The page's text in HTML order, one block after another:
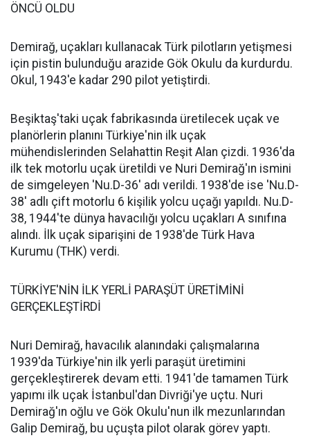
ÖNCÜ OLDU
Demirağ, uçakları kullanacak Türk pilotların yetişmesi
için pistin bulunduğu arazide Gök Okulu da kurdurdu.
Okul, 1943'e kadar 290 pilot yetiştirdi.
Beşiktaş'taki uçak fabrikasında üretilecek uçak ve
planörlerin planını Türkiye'nin ilk uçak
mühendislerinden Selahattin Reşit Alan çizdi. 1936'da
ilk tek motorlu uçak üretildi ve Nuri Demirağ'ın ismini
de simgeleyen 'Nu.D-36' adı verildi. 1938'de ise 'Nu.D-
38' adlı çift motorlu 6 kişilik yolcu uçağı yapıldı. Nu.D-
38, 1944'te dünya havacılığı yolcu uçakları A sınıfına
alındı. İlk uçak siparişini de 1938'de Türk Hava
Kurumu (THK) verdi.
TÜRKİYE'NİN İLK YERLİ PARAŞÜT ÜRETİMİNİ
GERÇEKLEŞTİRDİ
Nuri Demirağ, havacılık alanındaki çalışmalarına
1939'da Türkiye'nin ilk yerli paraşüt üretimini
gerçekleştirerek devam etti. 1941'de tamamen Türk
yapımı ilk uçak İstanbul'dan Divriği'ye uçtu. Nuri
Demirağ'ın oğlu ve Gök Okulu'nun ilk mezunlarından
Galip Demirağ, bu uçuşta pilot olarak görev yaptı.